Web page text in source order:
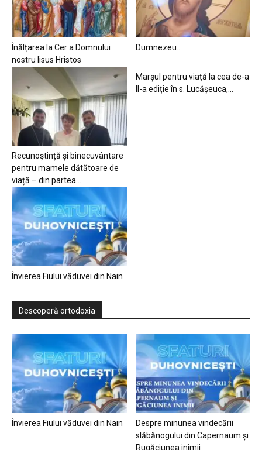
Înălțarea la Cer a Domnului
nostru Iisus Hristos
Dumnezeu…
Recunoștință și binecuvântare
pentru mamele dătătoare de
viață – din partea...
Marșul pentru viață la cea de-a
II-a ediție în s. Lucășeuca,...
Învierea Fiului văduvei din Nain
Descoperă ortodoxia
Învierea Fiului văduvei din Nain
Despre minunea vindecării
slăbănogului din Capernaum și
Rugăciunea inimii